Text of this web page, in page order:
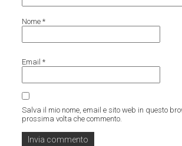
Nome*
Email*
Salva il mio nome, email e sito web in questo
prossima volta che commento.